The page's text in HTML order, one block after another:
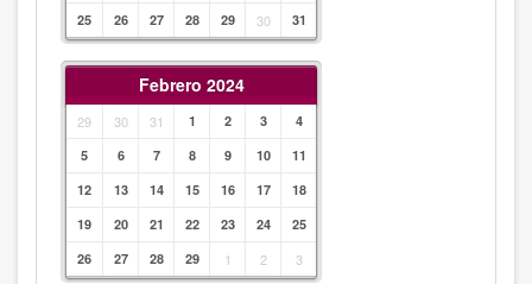
25
26 27 28 29 30 31
Febrero 2024
29 30 31 1 2 3
4
5
6 7 8 9 10
11
12
13 14 15 16 17
18
19
20 21 22 23 24
25
26
27 28 29 1 2 3